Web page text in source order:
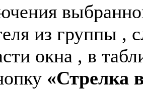
из группы ,
окна , в
«Стрелка